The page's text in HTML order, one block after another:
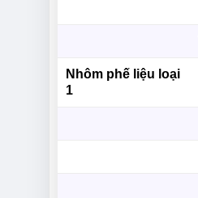
Nhôm phế liệu loại
1